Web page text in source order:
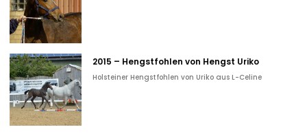
2015 – Hengstfohlen von Hengst Uriko
Holsteiner Hengstfohlen von Uriko aus L-Celine